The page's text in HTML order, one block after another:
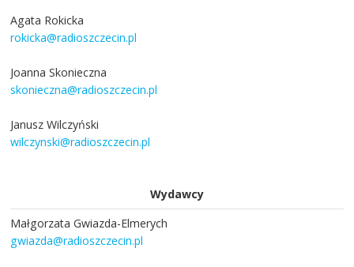
Agata Rokicka
rokicka@radioszczecin.pl
Joanna Skonieczna
skonieczna@radioszczecin.pl
Janusz Wilczyński
wilczynski@radioszczecin.pl
Wydawcy
Małgorzata Gwiazda-Elmerych
gwiazda@radioszczecin.pl